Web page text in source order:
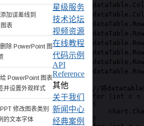
//将datatable
for (int c =
{
}
加误差线到
表
除 PowerPoint 图
PowerPoint 图表
并设置外观样式
修改图表类别
的文本字体
星级服务
技术论坛
视频资源
在线教程
代码示例
API
Reference
其他
关于我们
新闻中心
经典案例